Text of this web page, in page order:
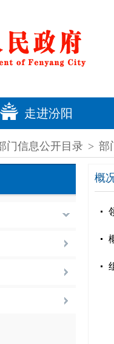
走进汾阳
门信息公开目录 > 部
概